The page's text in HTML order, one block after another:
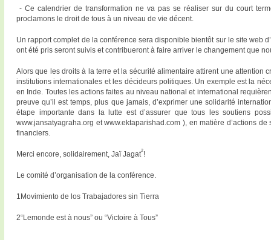
- Ce calendrier de transformation ne va pas se réaliser sur du court
proclamons le droit de tous à un niveau de vie décent.
Un rapport complet de la conférence sera disponible bientôt sur le site web
ont été pris seront suivis et contribueront à faire arriver le changement que
Alors que les droits à la terre et la sécurité alimentaire attirent une attention
institutions internationales et les décideurs politiques. Un exemple est la
en Inde. Toutes les actions faites au niveau national et international
preuve qu’il est temps, plus que jamais, d’exprimer une solidarité
étape importante dans la lutte est d’assurer que tous les soutiens
www.jansatyagraha.org et www.ektaparishad.com ), en matière d’actions
financiers.
Merci encore, solidairement, Jaï Jagat2!
Le comité d’organisation de la conférence.
1Movimiento de los Trabajadores sin Tierra
2“Lemonde est à nous” ou “Victoire à Tous”